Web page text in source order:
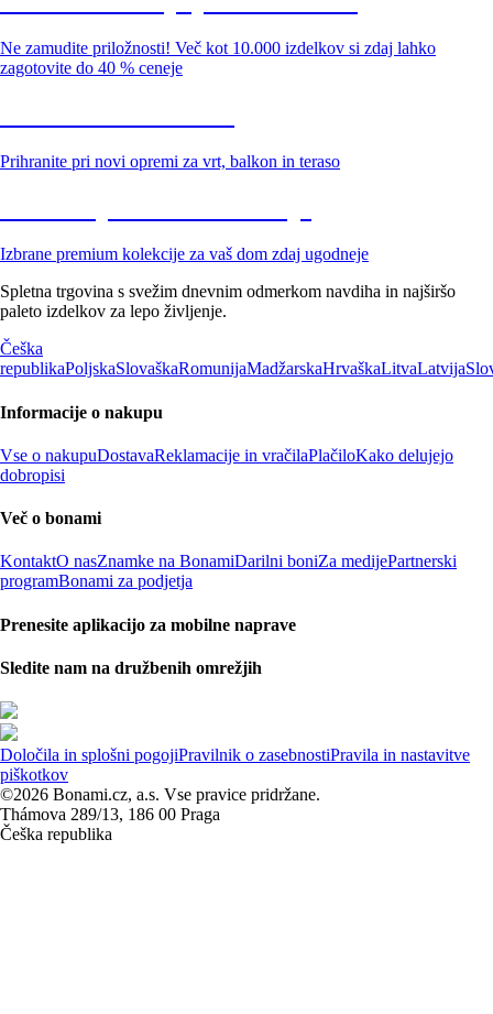
Ne zamudite priložnosti! Več kot 10.000 izdelkov si zdaj lahko
zagotovite do 40 % ceneje
Prihranite pri novi opremi za vrt, balkon in teraso
Izbrane premium kolekcije za vaš dom zdaj ugodneje
Spletna trgovina s svežim dnevnim odmerkom navdiha in najširšo
paleto izdelkov za lepo življenje.
Češka
republikaPoljskaSlovaškaRomunijaMadžarskaHrvaškaLitvaLatvija
Informacije o nakupu
Vse o nakupuDostavaReklamacije in vračilaPlačiloKako delujejo
dobropisi
Več o bonami
KontaktO nasZnamke na BonamiDarilni boniZa medijePartnerski
programBonami za podjetja
Prenesite aplikacijo za mobilne naprave
Sledite nam na družbenih omrežjih
Določila in splošni pogojiPravilnik o zasebnostiPravila in nastavitve
piškotkov
©2026 Bonami.cz, a.s. Vse pravice pridržane.
Thámova 289/13, 186 00 Praga
Češka republika